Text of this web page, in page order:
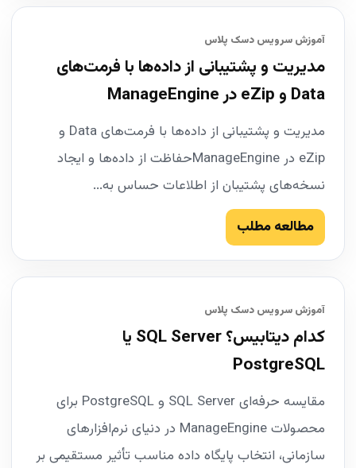
آموزش سرویس دسک پلاس
مدیریت و پشتیبانی از داده‌ها با فرمت‌های
Data و eZip در ManageEngine
مدیریت و پشتیبانی از داده‌ها با فرمت‌های Data و
eZip در ManageEngineحفاظت از داده‌ها و ایجاد
نسخه‌های پشتیبان از اطلاعات حساس به...
مطالعه مطلب
آموزش سرویس دسک پلاس
کدام دیتابیس؟ SQL Server یا
PostgreSQL
مقایسه حرفه‌ای SQL Server و PostgreSQL برای
محصولات ManageEngine در دنیای نرم‌افزارهای
سازمانی، انتخاب پایگاه داده مناسب تأثیر مستقیمی بر